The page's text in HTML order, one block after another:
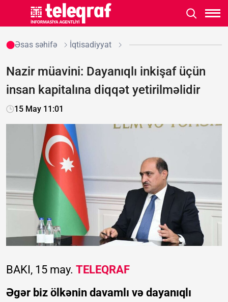
Əsas səhifə İqtisadiyyat
Nazir müavini: Dayanıqlı inkişaf üçün
insan kapitalına diqqət yetirilməlidir
15 May 11:01
BAKI, 15 may. TELEQRAF
Əgər biz ölkənin davamlı və dayanıqlı